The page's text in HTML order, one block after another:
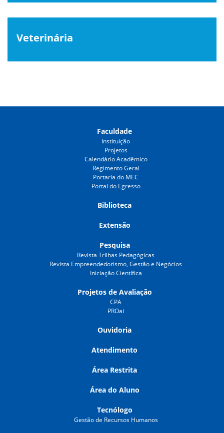
Veterinária
Faculdade
Instituição
Projetos
Calendário Acadêmico
Regimento Geral
Portaria do MEC
Portal do Egresso
Biblioteca
Extensão
Pesquisa
Revista Trilhas Pedagógicas
Revista Empreendedorismo, Gestão e Negócios
Iniciação Científica
Projetos de Avaliação
CPA
PROai
Ouvidoria
Atendimento
Área Restrita
Área do Aluno
Tecnólogo
Gestão de Recursos Humanos